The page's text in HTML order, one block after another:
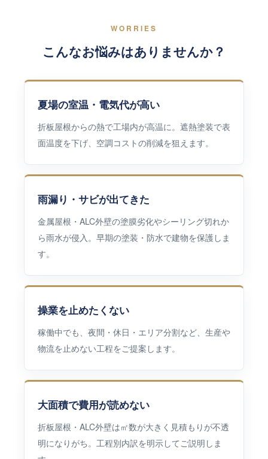
WORRIES
こんなお悩みはありませんか？
夏場の室温・電気代が高い
折板屋根からの熱で工場内が高温に。遮熱塗装で表
面温度を下げ、空調コストの削減を狙えます。
雨漏り・サビが出てきた
金属屋根・ALC外壁の塗膜劣化やシーリング切れか
ら雨水が侵入。早期の塗装・防水で建物を保護しま
す。
操業を止めたくない
稼働中でも、夜間・休日・エリア分割など、生産や
物流を止めない工程をご提案します。
大面積で費用が読めない
折板屋根・ALC外壁は㎡数が大きく見積もりが不透
明になりがち。工程別内訳を明示してご説明しま